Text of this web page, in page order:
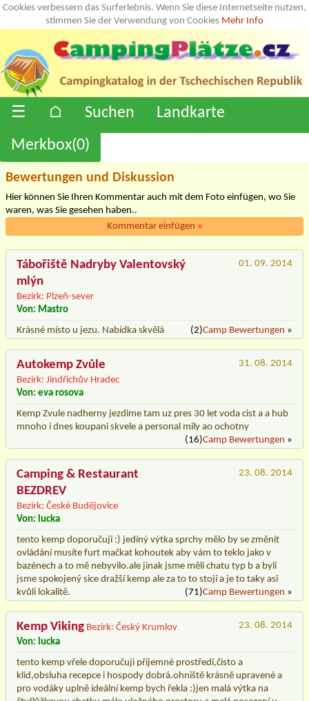
Cookies verbessern das Surferlebnis. Wenn Sie diese Internetseite nutzen,
stimmen Sie der Verwendung von Cookies Mehr Info
☰ ⌂ Suchen
Landkarte
Merkbox(0)
Bewertungen und Diskussion
Hier können Sie Ihren Kommentar auch mit dem Foto einfügen, wo Sie
waren, was Sie gesehen haben..
Kommentar einfügen »
Tábořiště Nadryby Valentovský
mlýn
Bezirk: Plzeň-sever
01. 09. 2014
Von: Mastro
Krásné místo u jezu. Nabídka skvělá
(2)Camp Bewertungen »
Autokemp Zvůle
Bezirk: Jindřichův Hradec
31. 08. 2014
Von: eva rosova
Kemp Zvule nadherny jezdime tam uz pres 30 let voda cist a a hub
mnoho i dnes koupani skvele a personal mily ao ochotny
(16)Camp Bewertungen »
Camping & Restaurant
BEZDREV
Bezirk: České Budějovice
23. 08. 2014
Von: lucka
tento kemp doporučuji :) jedíný výtka sprchy mělo by se změnit
ovládání musíte furt mačkat kohoutek aby vám to teklo jako v
bazénech a to mě nebyvilo.ale jinak jsme měli chatu typ b a byli
jsme spokojený sice dražší kemp ale za to to stojí a je to taky asi
kvůli lokalitě.
(71)Camp Bewertungen »
Kemp Viking Bezirk: Český Krumlov
23. 08. 2014
Von: lucka
tento kemp vřele doporučuji příjemné prostředí,čisto a
klid,obsluha recepce i hospody dobrá.ohniště krásně upravené a
pro vodáky uplně ideální kemp bych řekla :)jen malá výtka na